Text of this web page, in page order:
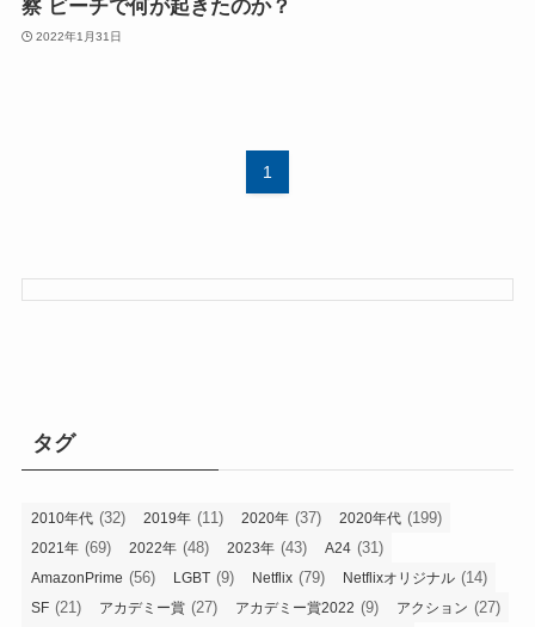
察 ビーチで何が起きたのか？
2022年1月31日
1
タグ
2010年代 (32) 2019年 (11) 2020年 (37) 2020年代 (199)
2021年 (69) 2022年 (48) 2023年 (43) A24 (31)
AmazonPrime (56) LGBT (9) Netflix (79) Netflixオリジナル (14)
SF (21) アカデミー賞 (27) アカデミー賞2022 (9) アクション (27)